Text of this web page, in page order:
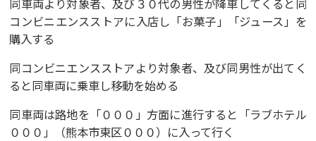
同車両より対象者、及び３０代の男性が降車してくると同
コンビニエンスストアに入店し「お菓子」「ジュース」を
購入する
同コンビニエンスストアより対象者、及び同男性が出てく
ると同車両に乗車し移動を始める
同車両は路地を「０００」方面に進行すると「ラブホテル
０００」（熊本市東区０００）に入って行く